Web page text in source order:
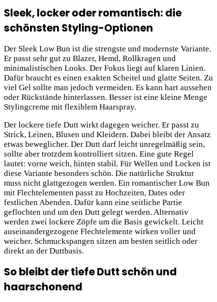
Sleek, locker oder romantisch: die
schönsten Styling-Optionen
Der Sleek Low Bun ist die strengste und modernste Variante.
Er passt sehr gut zu Blazer, Hemd, Rollkragen und
minimalistischen Looks. Der Fokus liegt auf klaren Linien.
Dafür braucht es einen exakten Scheitel und glatte Seiten. Zu
viel Gel sollte man jedoch vermeiden. Es kann hart aussehen
oder Rückstände hinterlassen. Besser ist eine kleine Menge
Stylingcreme mit flexiblem Haarspray.
Der lockere tiefe Dutt wirkt dagegen weicher. Er passt zu
Strick, Leinen, Blusen und Kleidern. Dabei bleibt der Ansatz
etwas beweglicher. Der Dutt darf leicht unregelmäßig sein,
sollte aber trotzdem kontrolliert sitzen. Eine gute Regel
lautet: vorne weich, hinten stabil. Für Wellen und Locken ist
diese Variante besonders schön. Die natürliche Struktur
muss nicht glattgezogen werden. Ein romantischer Low Bun
mit Flechtelementen passt zu Hochzeiten, Dates oder
festlichen Abenden. Dafür kann eine seitliche Partie
geflochten und um den Dutt gelegt werden. Alternativ
werden zwei lockere Zöpfe um die Basis gewickelt. Leicht
auseinandergezogene Flechtelemente wirken voller und
weicher. Schmuckspangen sitzen am besten seitlich oder
direkt an der Duttbasis.
So bleibt der tiefe Dutt schön und
haarschonend